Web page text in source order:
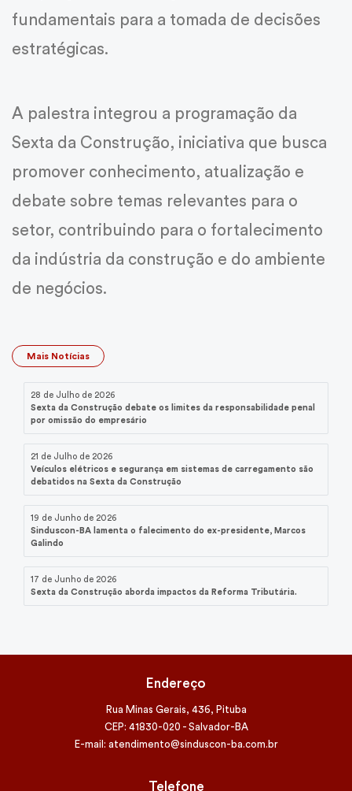
fundamentais para a tomada de decisões
estratégicas.
A palestra integrou a programação da
Sexta da Construção, iniciativa que busca
promover conhecimento, atualização e
debate sobre temas relevantes para o
setor, contribuindo para o fortalecimento
da indústria da construção e do ambiente
de negócios.
Mais Notícias
28 de Julho de 2026
Sexta da Construção debate os limites da responsabilidade penal
por omissão do empresário
21 de Julho de 2026
Veículos elétricos e segurança em sistemas de carregamento são
debatidos na Sexta da Construção
19 de Junho de 2026
Sinduscon-BA lamenta o falecimento do ex-presidente, Marcos
Galindo
17 de Junho de 2026
Sexta da Construção aborda impactos da Reforma Tributária.
Endereço
Rua Minas Gerais, 436, Pituba
CEP: 41830-020 - Salvador-BA
E-mail: atendimento@sinduscon-ba.com.br
Telefone